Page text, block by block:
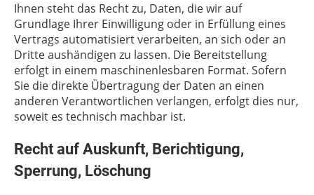
Ihnen steht das Recht zu, Daten, die wir auf
Grundlage Ihrer Einwilligung oder in Erfüllung eines
Vertrags automatisiert verarbeiten, an sich oder an
Dritte aushändigen zu lassen. Die Bereitstellung
erfolgt in einem maschinenlesbaren Format. Sofern
Sie die direkte Übertragung der Daten an einen
anderen Verantwortlichen verlangen, erfolgt dies nur,
soweit es technisch machbar ist.
Recht auf Auskunft, Berichtigung,
Sperrung, Löschung